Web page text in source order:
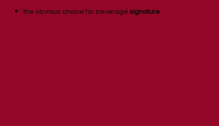
the obvious choice for beverage signature